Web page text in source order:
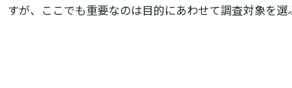
すが、ここでも重要なのは目的にあわせて調査対象を選